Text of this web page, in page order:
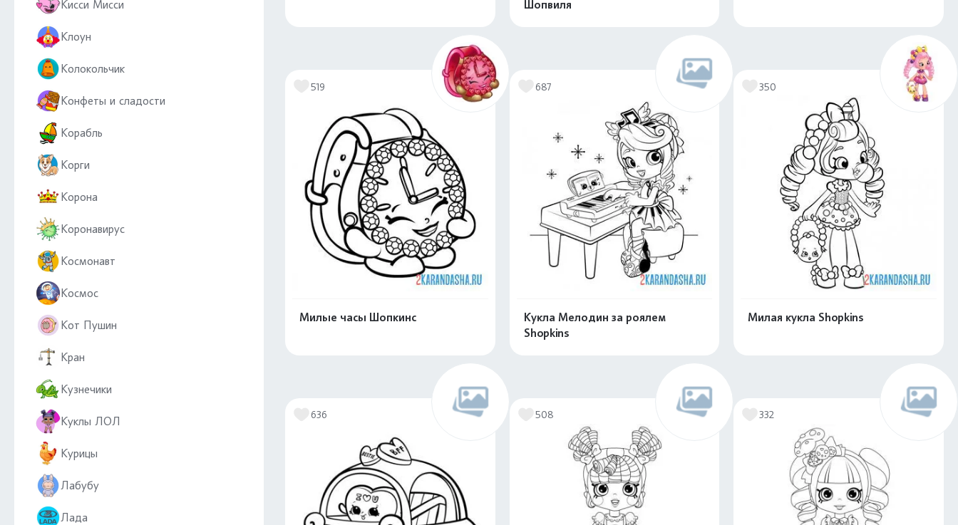
Кисси Мисси
Клоун
Колокольчик
Конфеты и сладости
Корабль
Корги
Корона
Коронавирус
Космонавт
Космос
Кот Пушин
Кран
Кузнечики
Куклы ЛОЛ
Курицы
Лабубу
Лада
Распечатать и скачать
Шопвиля
519
Милые часы Шопкинс
687
Кукла Мелодин за роялем
Shopkins
350
Милая кукла Shopkins
636 508 332